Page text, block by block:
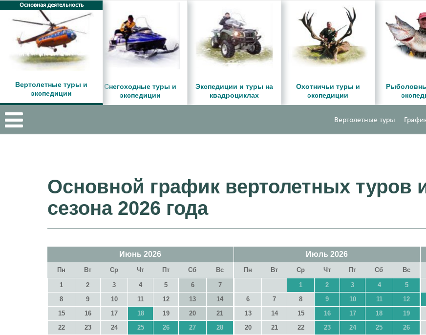
Основная деятельность
Вертолетные туры и
экспедиции
Снегоходные туры и
экспедиции
Экспедиции и туры на
квадроциклах
Охотничьи туры и
экспедиции
Вертолетные туры
Основной график вертолетных туров
сезона 2026 года
Июнь 2026
Пн Вт Ср Чт Пт Сб Вс
1 2 3 4 5 6
7
8
9 10 11 12 13
14
15
16 17 18 19 20
21
22
23 24 25 26 27
28
Июль 2026
Пн Вт Ср Чт Пт Сб Вс
1 2 3 4
5
6
7 8 9 10 11
12
13
14 15 16 17 18
19
20
21 22 23 24 25
26